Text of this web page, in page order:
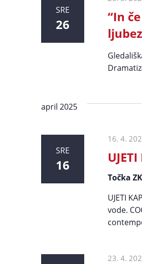
SRE
26
“In
april 2025
SRE
16
16. 4.
Točka
UJETI
vode.
23. 4.